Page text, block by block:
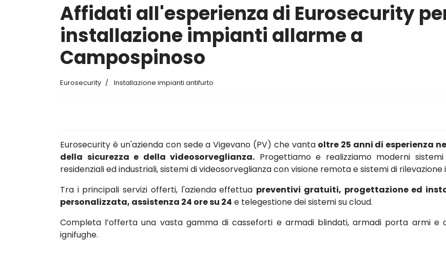
Affidati all'esperienza di Eurosecurity
installazione impianti allarme a
Campospinoso
Eurosecurity Installazione impianti antifurto
Eurosecurity è un'azienda con sede a Vigevano (PV) che vantaoltre 25 anni di esperienza
della sicurezza e della videosorveglianza. Progettiamo e realizziamo moderni
residenziali ed industriali, sistemi di videosorveglianza con visione remota e sistemi di rilevazione
Tra i principali servizi offerti, l'azienda effettua preventivi gratuiti, progettazione ed
personalizzata, assistenza 24 ore su 24 e telegestione dei sistemi su cloud.
Completa l’offerta una vasta gamma di casseforti e armadi blindati, armadi porta armi e
ignifughe.